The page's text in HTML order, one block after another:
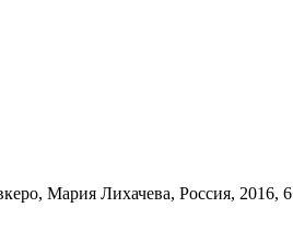
Мария Лихачева, Россия, 2016,